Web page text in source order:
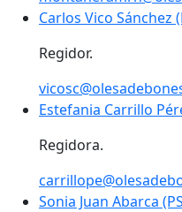
Carlos Vico Sánchez
Carlos Vico Sánchez
Regidor.
Estefania Carrillo
Estefania Carrillo
Regidora.
Sonia Juan Abarca
Sonia Juan Abarca